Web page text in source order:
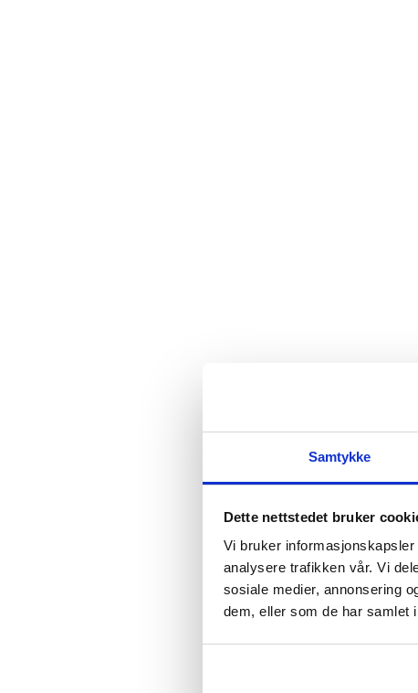
Samtykke
Dette nettstedet bruker
Vi bruker
analysere trafikken vår. Vi
sosiale medier, annonsering
dem, eller som de har samlet